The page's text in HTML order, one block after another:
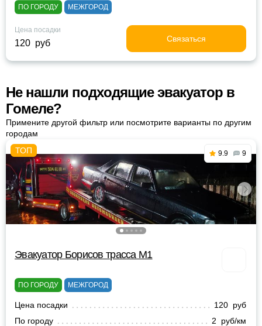
ПО ГОРОДУ МЕЖГОРОД
Цена посадки
120 руб Связаться
Не нашли подходящие эвакуатор в
Гомеле?
Примените другой фильтр или посмотрите варианты по другим
городам
9.9 9
Эвакуатор Борисов трасса М1
ПО ГОРОДУ МЕЖГОРОД
Цена посадки
120 руб
По городу
2 руб/км